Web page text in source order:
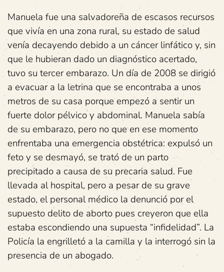
Manuela fue una salvadoreña de escasos recursos
que vivía en una zona rural, su estado de salud
venía decayendo debido a un cáncer linfático y, sin
que le hubieran dado un diagnóstico acertado,
tuvo su tercer embarazo. Un día de 2008 se dirigió
a evacuar a la letrina que se encontraba a unos
metros de su casa porque empezó a sentir un
fuerte dolor pélvico y abdominal. Manuela sabía
de su embarazo, pero no que en ese momento
enfrentaba una emergencia obstétrica: expulsó un
feto y se desmayó, se trató de un parto
precipitado a causa de su precaria salud. Fue
llevada al hospital, pero a pesar de su grave
estado, el personal médico la denunció por el
supuesto delito de aborto pues creyeron que ella
estaba escondiendo una supuesta “infidelidad”. La
Policía la engrilletó a la camilla y la interrogó sin la
presencia de un abogado.